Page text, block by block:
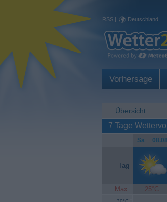
RSS | Deutschland
Vorhersage
Übersicht
7 Tage
Sa.
Tag
Max. 25°C